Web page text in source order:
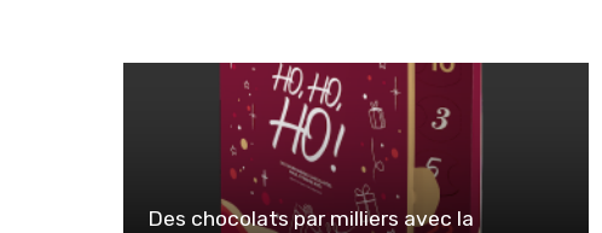
Des chocolats par milliers avec la